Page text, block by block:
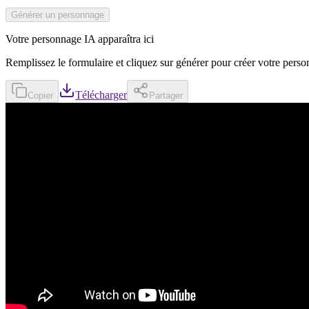
Générer un personnage
Votre personnage IA apparaîtra ici
Remplissez le formulaire et cliquez sur générer pour créer votre
Copier Télécharger Partager